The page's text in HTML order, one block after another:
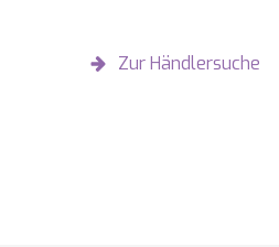
Zur Händlersuche